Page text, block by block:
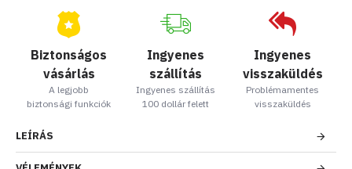
Biztonságos
vásárlás
A legjobb
biztonsági funkciók
Ingyenes
szállítás
Ingyenes szállítás
100 dollár felett
Ingyenes
visszaküldés
Problémamentes
visszaküldés
LEÍRÁS